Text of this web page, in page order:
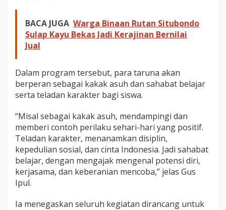
BACA JUGA Warga Binaan Rutan Situbondo
Sulap Kayu Bekas Jadi Kerajinan Bernilai
Jual
Dalam program tersebut, para taruna akan
berperan sebagai kakak asuh dan sahabat belajar
serta teladan karakter bagi siswa.
“Misal sebagai kakak asuh, mendampingi dan
memberi contoh perilaku sehari-hari yang positif.
Teladan karakter, menanamkan disiplin,
kepedulian sosial, dan cinta Indonesia. Jadi sahabat
belajar, dengan mengajak mengenal potensi diri,
kerjasama, dan keberanian mencoba,” jelas Gus
Ipul.
Ia menegaskan seluruh kegiatan dirancang untuk